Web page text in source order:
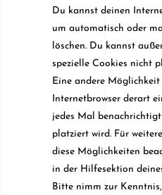
Du kannst deinen
um automatisch oder
löschen. Du kannst
spezielle Cookies nicht
Eine andere Möglichkeit
Internetbrowser derart
jedes Mal
platziert wird. Für
diese Möglichkeiten
in der Hilfesektion
Bitte nimm zur